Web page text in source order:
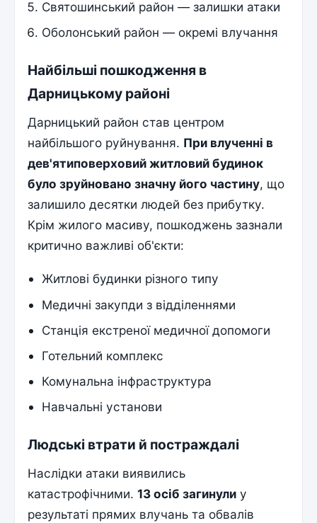
Святошинський район — залишки атаки
Оболонський район — окремі влучання
Найбільші пошкодження в
Дарницькому районі
Дарницький район став центром
найбільшого руйнування. При влученні в
дев'ятиповерховий житловий будинок
було зруйновано значну його частину, що
залишило десятки людей без прибутку.
Крім жилого масиву, пошкоджень зазнали
критично важливі об'єкти:
Житлові будинки різного типу
Медичні закупди з відділеннями
Станція екстреної медичної допомоги
Готельний комплекс
Комунальна інфраструктура
Навчальні установи
Людські втрати й постраждалі
Наслідки атаки виявились
катастрофічними.13 осіб загинули у
результаті прямих влучань та обвалів